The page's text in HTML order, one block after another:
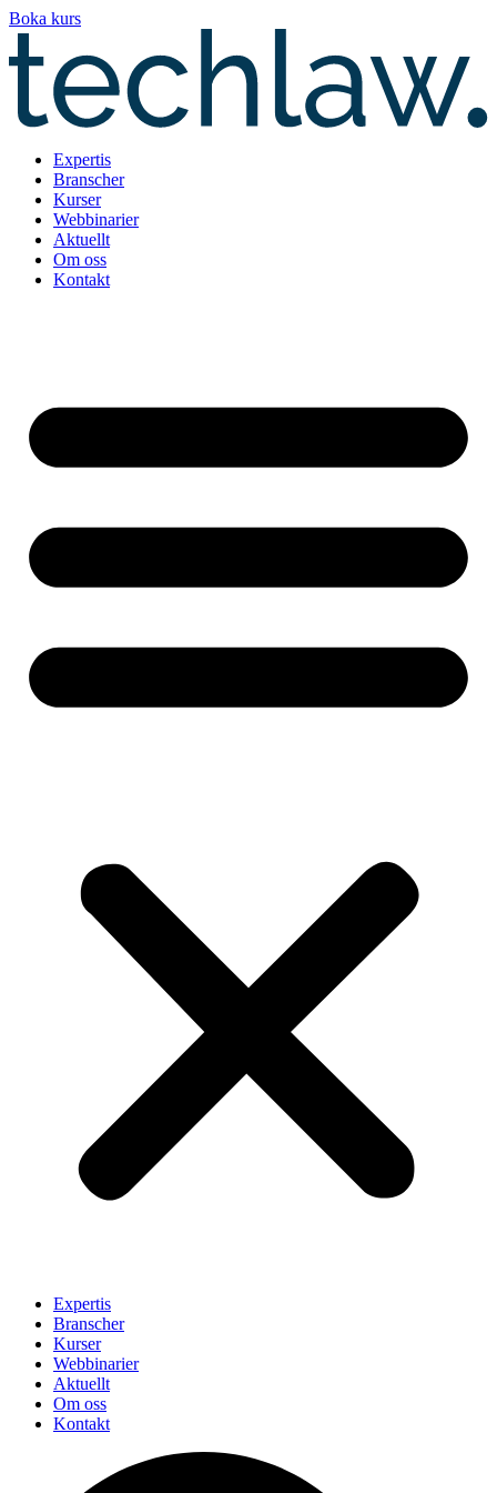
Hoppa
till
innehåll
Boka kurs
Expertis
Branscher
Kurser
Webbinarier
Aktuellt
Om oss
Kontakt
Expertis
Branscher
Kurser
Webbinarier
Aktuellt
Om oss
Kontakt